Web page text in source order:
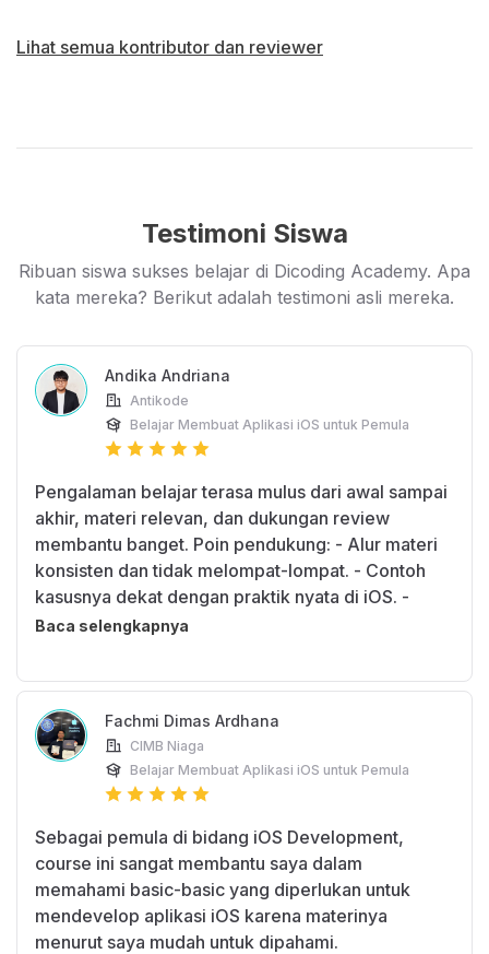
Lihat semua kontributor dan reviewer
Testimoni Siswa
Ribuan siswa sukses belajar di Dicoding Academy. Apa
kata mereka? Berikut adalah testimoni asli mereka.
Andika Andriana
Antikode
Belajar Membuat Aplikasi iOS untuk Pemula
Pengalaman belajar terasa mulus dari awal sampai
akhir, materi relevan, dan dukungan review
membantu banget. Poin pendukung: - Alur materi
konsisten dan tidak melompat-lompat. - Contoh
kasusnya dekat dengan praktik nyata di iOS. -
Waktu belajar terasa efisien karena instruksi jelas.
Baca selengkapnya
Fachmi Dimas Ardhana
CIMB Niaga
Belajar Membuat Aplikasi iOS untuk Pemula
Sebagai pemula di bidang iOS Development,
course ini sangat membantu saya dalam
memahami basic-basic yang diperlukan untuk
mendevelop aplikasi iOS karena materinya
menurut saya mudah untuk dipahami.